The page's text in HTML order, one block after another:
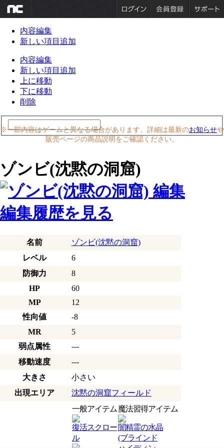
内容編集
新しい項目追加
内容編集
新しい項目追加
上に移動
下に移動
削除
※一部内容はゲームと異なる場合があります。詳細は最新のお知らせや
販売ページの商品説明をご確認ください。
ゾンビ(沈黙の洞窟)
編集履歴を見る
名前
ゾンビ(沈黙の洞窟)
レベル
6
防御力
8
HP
60
MP
12
性向値
-8
MR
5
弱点属性
---
移動速度
---
大きさ
小さい
出現エリア
沈黙の洞窟フィールド
一般アイテム
復活スクロー
ル
魔法習得アイテム
闇精霊の水晶
(ブラインド